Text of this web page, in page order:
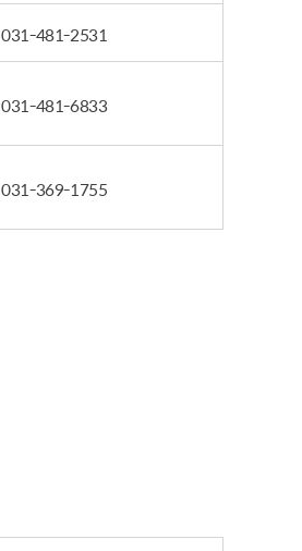
031-481-2531
031-481-6833
031-369-1755